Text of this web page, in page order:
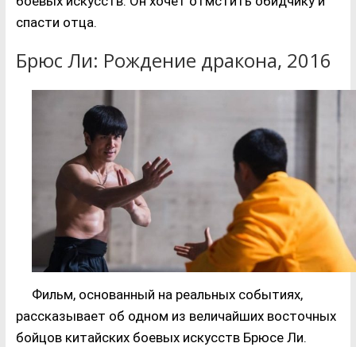
спасти отца.
Брюс Ли: Рождение дракона, 2016
Фильм, основанный на реальных событиях,
рассказывает об одном из величайших восточных
бойцов китайских боевых искусств Брюсе Ли.